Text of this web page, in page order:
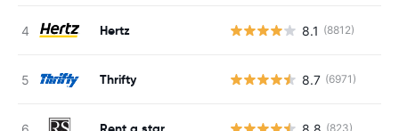
Hertz 8.1 (8812)
Thrifty 8.7 (6971)
(823)